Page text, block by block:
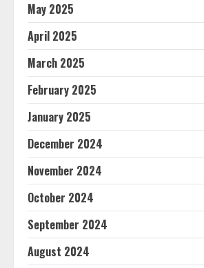
May 2025
April 2025
March 2025
February 2025
January 2025
December 2024
November 2024
October 2024
September 2024
August 2024